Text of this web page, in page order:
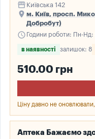
storefront Київська 142
place м. Київ, просп.
Добробут)
schedule Години роботи: Пн-
в наявності залишок: 8
510.00 грн
Ціну давно не
Аптека Бажаємо